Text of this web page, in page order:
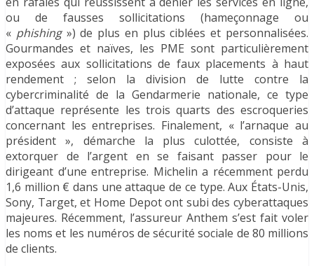
ou de fausses sollicitations (hameçonnage ou
« phishing») de plus en plus ciblées et personnalisées.
Gourmandes et naïves, les PME sont particulièrement
exposées aux sollicitations de faux placements à haut
rendement ; selon la division de lutte contre la
cybercriminalité de la Gendarmerie nationale, ce type
d’attaque représente les trois quarts des escroqueries
concernant les entreprises. Finalement, « l’arnaque au
président », démarche la plus culottée, consiste à
extorquer de l’argent en se faisant passer pour le
dirigeant d’une entreprise. Michelin a récemment perdu
1,6 million € dans une attaque de ce type. Aux États-Unis,
Sony, Target, et Home Depot ont subi des cyberattaques
majeures. Récemment, l’assureur Anthem s’est fait voler
les noms et les numéros de sécurité sociale de 80 millions
de clients.